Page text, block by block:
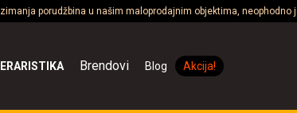
porudžbina u našim maloprodajnim objektima,
Brendovi Blog Akcija!